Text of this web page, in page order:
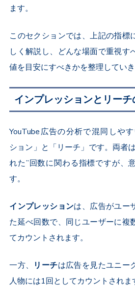
ます。
このセクションでは、上記の指標
しく解説し、どんな場面で重視す
値を目安にすべきかを整理していき
インプレッションとリーチ
YouTube広告の分析で混同しや
ション」と「リーチ」です。両者
れた”回数に関わる指標ですが、
す。
インプレッションは、広告がユー
た延べ回数で、同じユーザーに複
てカウントされます。
一方、 リーチは広告を見たユニー
人物には1回としてカウントされま